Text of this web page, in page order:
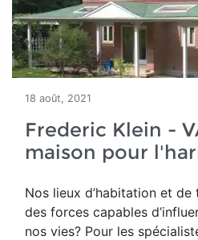
18 août, 2021
Frederic Klein -
maison pour
Nos lieux d’habitation et
des forces capables
nos vies? Pour les